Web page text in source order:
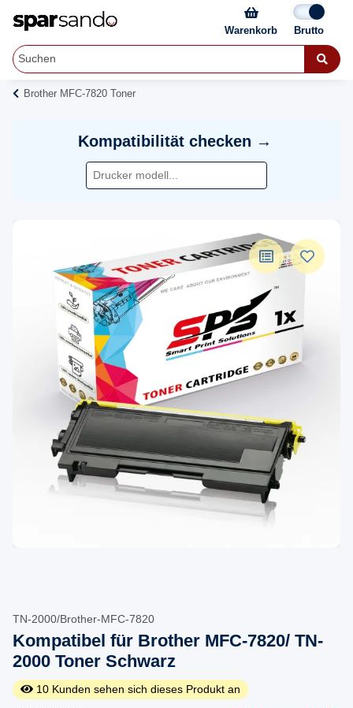
Warenkorb
Brother MFC-7820 Toner
Kompatibilität checken →
TN-2000/Brother-MFC-7820
Kompatibel für Brother MFC-7820/ TN-
2000 Toner Schwarz
10 Kunden sehen sich dieses Produkt an